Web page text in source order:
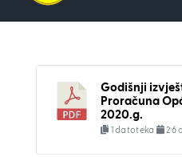
Godišnji
Proračuna
2020.g.
1 datoteka 26